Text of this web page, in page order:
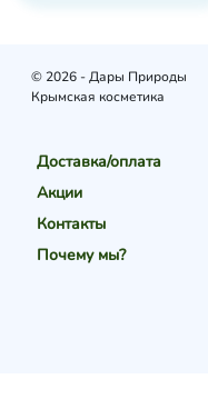
© 2026 - Дары Природы
Крымская косметика
Доставка/оплата
Акции
Контакты
Почему мы?